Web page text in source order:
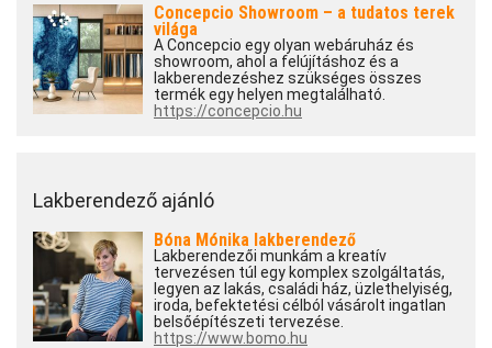
Concepcio Showroom – a tudatos terek
világa
A Concepcio egy olyan webáruház és
showroom, ahol a felújításhoz és a
lakberendezéshez szükséges összes
termék egy helyen megtalálható.
https://concepcio.hu
Lakberendező ajánló
Bóna Mónika lakberendező
Lakberendezői munkám a kreatív
tervezésen túl egy komplex szolgáltatás,
legyen az lakás, családi ház, üzlethelyiség,
iroda, befektetési célból vásárolt ingatlan
belsőépítészeti tervezése.
https://www.bomo.hu